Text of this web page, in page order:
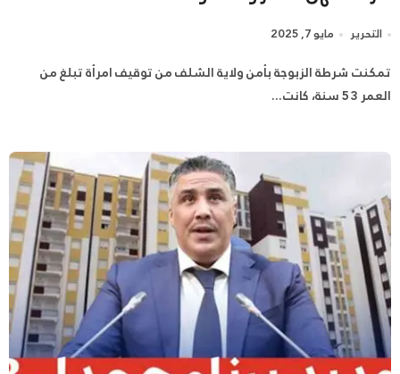
التحرير مايو 7, 2025
تمكنت شرطة الزبوجة بأمن ولاية الشلف من توقيف امرأة تبلغ من
العمر 53 سنة، كانت...